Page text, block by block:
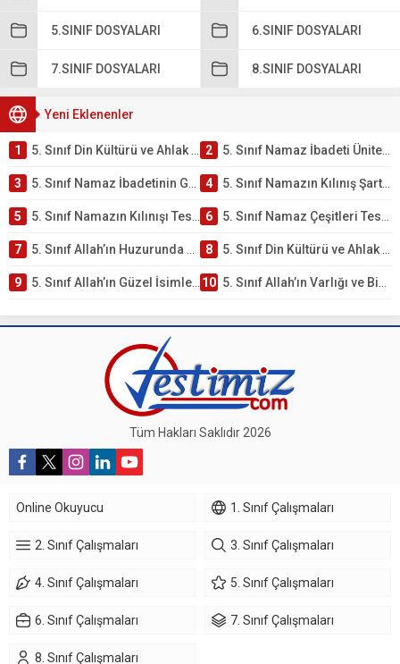
5.SINIF DOSYALARI 6.SINIF DOSYALARI
7.SINIF DOSYALARI 8.SINIF DOSYALARI
Yeni Eklenenler
1 5. Sınıf Din Kültürü ve Ahlak Bilgisi 2. Ünite: Namaz İbadeti Çalışmaları 2 5. Sınıf Namaz İbadeti Ünite Testi – Online Çöz
3 5. Sınıf Namaz İbadetinin Getirdiği Faydalar Testi 4 5. Sınıf Namazın Kılınış Şartları Testi
5 5. Sınıf Namazın Kılınışı Testi – Online Çöz 6 5. Sınıf Namaz Çeşitleri Testi – Online Çöz
7 5. Sınıf Allah’ın Huzurunda Olmak – Namaz İbadeti Testi 8 5. Sınıf Din Kültürü ve Ahlak Bilgisi 1. Ünite: Allah İnancı Çalışmaları
9 5. Sınıf Allah’ın Güzel İsimleri Testi – Online Çöz 10 5. Sınıf Allah’ın Varlığı ve Birliği Testi – Online Çöz
Tüm Hakları Saklıdır 2026
Online Okuyucu 1. Sınıf Çalışmaları
2. Sınıf Çalışmaları 3. Sınıf Çalışmaları
4. Sınıf Çalışmaları 5. Sınıf Çalışmaları
6. Sınıf Çalışmaları 7. Sınıf Çalışmaları
8. Sınıf Çalışmaları